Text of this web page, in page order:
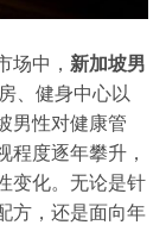
场中， 新加坡男
、健身中心以
男性对健康管
程度逐年攀升，
变化。无论是针
方，还是面向年